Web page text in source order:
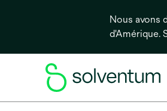
Nous avons
d'Amérique.